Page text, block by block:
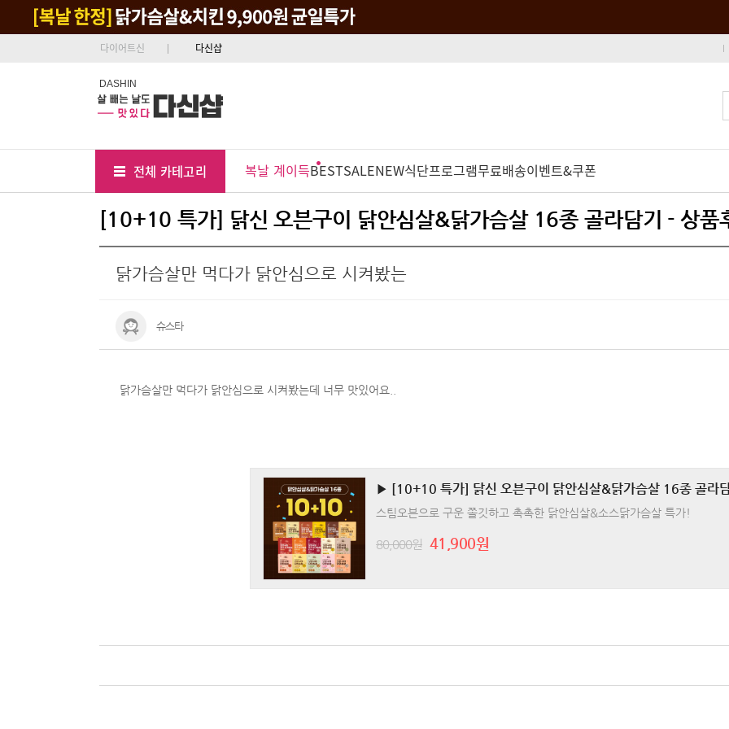
다이어트신 다신샵
DASHIN
전체 카테고리 복날 계이득BESTSALENEW식단프로그램무료배송이벤트&쿠폰
[10+10 특가] 닭신 오븐구이 닭안심살&닭가슴살 16종 골라담기 - 상품
닭가슴살만 먹다가 닭안심으로 시켜봤는
슈스타
닭가슴살만 먹다가 닭안심으로 시켜봤는데 너무 맛있어요..
▶ [10+10 특가] 닭신 오븐구이 닭안심살&닭가슴살 16종 골라
스팀오븐으로 구운 쫄깃하고 촉촉한 닭안심살&소스닭가슴살 특가!
80,000원 41,900원